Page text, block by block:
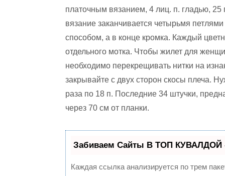
платочным вязанием, 4 лиц. п. гладью,
вязание заканчивается четырьмя
способом, а в конце кромка. Каждый
отдельного мотка. Чтобы жилет для
необходимо перекрещивать нитки на
закрывайте с двух сторон скосы плеча.
раза по 18 п. Последние 34 штучки,
через 70 см от планки.
Забиваем Сайты В ТОП КУВАЛДОЙ -
Каждая ссылка анализируется по трем